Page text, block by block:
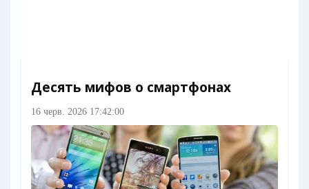
Десять мифов о смартфонах
16 черв. 2026 17:42:00